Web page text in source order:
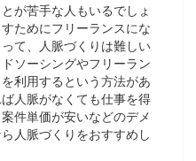
が苦手な人もいるでしょ
ためにフリーランスにな
て、人脈づくりは難しい
ソーシングやフリーラン
利用するという方法があ
人脈がなくても仕事を得
件単価が安いなどのデメ
人脈づくりをおすすめし